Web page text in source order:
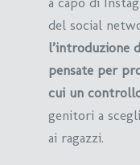
del social
l’introduzione
pensate per
cui un
genitori a
ai ragazzi.